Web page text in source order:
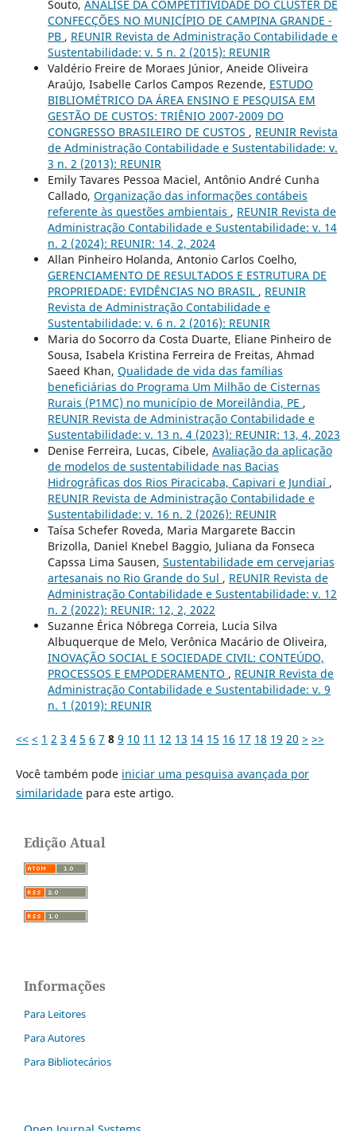
Souto, ANÁLISE DA COMPETITIVIDADE DO CLUSTER DE
CONFECÇÕES NO MUNICÍPIO DE CAMPINA GRANDE -
PB , REUNIR Revista de Administração Contabilidade e
Sustentabilidade: v. 5 n. 2 (2015): REUNIR
Valdério Freire de Moraes Júnior, Aneide Oliveira
Araújo, Isabelle Carlos Campos Rezende, ESTUDO
BIBLIOMÉTRICO DA ÁREA ENSINO E PESQUISA EM
GESTÃO DE CUSTOS: TRIÊNIO 2007-2009 DO
CONGRESSO BRASILEIRO DE CUSTOS , REUNIR Revista
de Administração Contabilidade e Sustentabilidade: v.
3 n. 2 (2013): REUNIR
Emily Tavares Pessoa Maciel, Antônio André Cunha
Callado, Organização das informações contábeis
referente às questões ambientais , REUNIR Revista de
Administração Contabilidade e Sustentabilidade: v. 14
n. 2 (2024): REUNIR: 14, 2, 2024
Allan Pinheiro Holanda, Antonio Carlos Coelho,
GERENCIAMENTO DE RESULTADOS E ESTRUTURA DE
PROPRIEDADE: EVIDÊNCIAS NO BRASIL , REUNIR
Revista de Administração Contabilidade e
Sustentabilidade: v. 6 n. 2 (2016): REUNIR
Maria do Socorro da Costa Duarte, Eliane Pinheiro de
Sousa, Isabela Kristina Ferreira de Freitas, Ahmad
Saeed Khan, Qualidade de vida das famílias
beneficiárias do Programa Um Milhão de Cisternas
Rurais (P1MC) no município de Moreilândia, PE ,
REUNIR Revista de Administração Contabilidade e
Sustentabilidade: v. 13 n. 4 (2023): REUNIR: 13, 4, 2023
Denise Ferreira, Lucas, Cibele, Avaliação da aplicação
de modelos de sustentabilidade nas Bacias
Hidrográficas dos Rios Piracicaba, Capivari e Jundiaí ,
REUNIR Revista de Administração Contabilidade e
Sustentabilidade: v. 16 n. 2 (2026): REUNIR
Taísa Schefer Roveda, Maria Margarete Baccin
Brizolla, Daniel Knebel Baggio, Juliana da Fonseca
Capssa Lima Sausen, Sustentabilidade em cervejarias
artesanais no Rio Grande do Sul , REUNIR Revista de
Administração Contabilidade e Sustentabilidade: v. 12
n. 2 (2022): REUNIR: 12, 2, 2022
Suzanne Érica Nóbrega Correia, Lucia Silva
Albuquerque de Melo, Verônica Macário de Oliveira,
INOVAÇÃO SOCIAL E SOCIEDADE CIVIL: CONTEÚDO,
PROCESSOS E EMPODERAMENTO , REUNIR Revista de
Administração Contabilidade e Sustentabilidade: v. 9
n. 1 (2019): REUNIR
<< < 1 2 3 4 5 6 7 8 9 10 11 12 13 14 15 16 17 18 19 20 > >>
Você também pode iniciar uma pesquisa avançada por
similaridadepara este artigo.
Edição Atual
Informações
Para Leitores
Para Autores
Para Bibliotecários